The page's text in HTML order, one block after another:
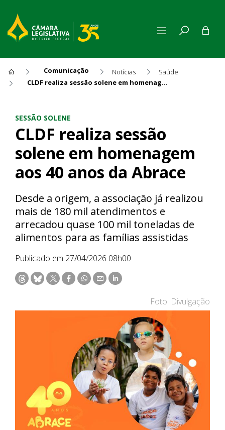
Comunicação Notícias
Saúde
CLDF realiza sessão solene em homenagem aos 40 anos da Abrace
SESSÃO SOLENE
CLDF realiza sessão
solene em homenagem
aos 40 anos da Abrace
Desde a origem, a associação já realizou
mais de 180 mil atendimentos e
arrecadou quase 100 mil toneladas de
alimentos para as famílias assistidas
Publicado em 27/04/2026 08h00
Foto: Divulgação